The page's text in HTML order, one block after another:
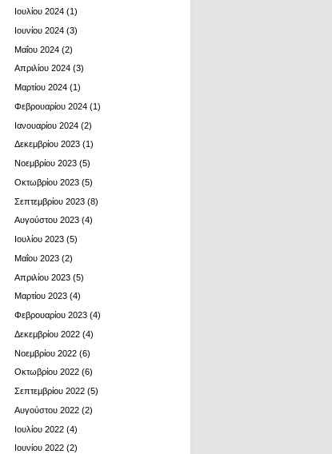
Ιουλίου 2024 (1)
Ιουνίου 2024 (3)
Μαΐου 2024 (2)
Απριλίου 2024 (3)
Μαρτίου 2024 (1)
Φεβρουαρίου 2024 (1)
Ιανουαρίου 2024 (2)
Δεκεμβρίου 2023 (1)
Νοεμβρίου 2023 (5)
Οκτωβρίου 2023 (5)
Σεπτεμβρίου 2023 (8)
Αυγούστου 2023 (4)
Ιουλίου 2023 (5)
Μαΐου 2023 (2)
Απριλίου 2023 (5)
Μαρτίου 2023 (4)
Φεβρουαρίου 2023 (4)
Δεκεμβρίου 2022 (4)
Νοεμβρίου 2022 (6)
Οκτωβρίου 2022 (6)
Σεπτεμβρίου 2022 (5)
Αυγούστου 2022 (2)
Ιουλίου 2022 (4)
Ιουνίου 2022 (2)